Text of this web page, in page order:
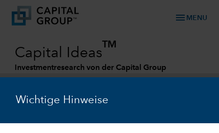
Wichtige Hinweise
menu MENU
Capital Ideas
TM
Investmentresearch von der Capital Group